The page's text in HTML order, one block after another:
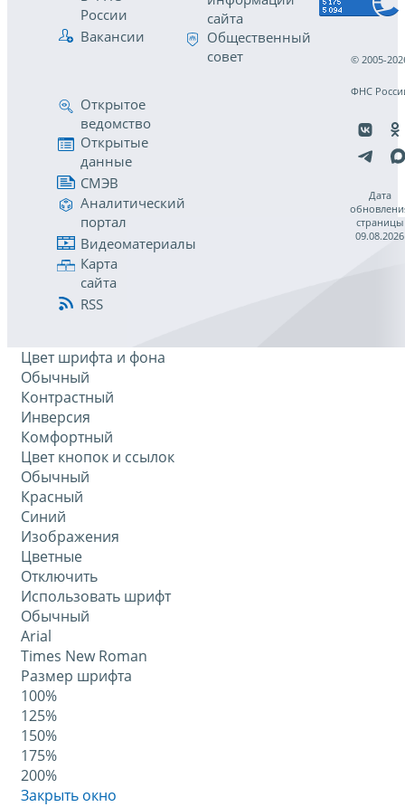
России
Вакансии
сайта
Общественный
совет
Открытое
ведомство
Открытые
данные
СМЭВ
Аналитический
портал
Видеоматериалы
Карта
сайта
RSS
© 2005-
ФНС
Дата
страницы
09.08.2026
Цвет шрифта и фона
Обычный
Контрастный
Инверсия
Комфортный
Цвет кнопок и ссылок
Обычный
Красный
Синий
Изображения
Цветные
Отключить
Использовать шрифт
Обычный
Arial
Times New Roman
Размер шрифта
100%
125%
150%
175%
200%
Закрыть окно